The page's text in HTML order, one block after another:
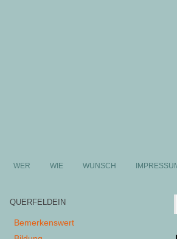
WER WIE WUNSCH
QUERFELDEIN
Bemerkenswert